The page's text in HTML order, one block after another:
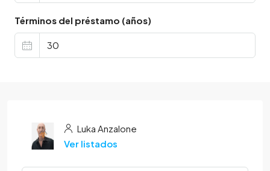
Términos del préstamo (años)
Luka Anzalone
Ver listados